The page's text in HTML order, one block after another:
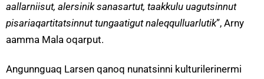
aallarniisut, alersinik sanasartut, taakkulu uagutsinnut
pisariaqartitatsinnut tungaatigut naleqqulluarlutik”, Arny
aamma Mala oqarput.
Angunnguaq Larsen qanoq nunatsinni kulturilerinermi